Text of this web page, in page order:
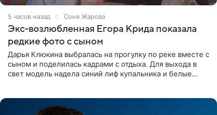
5 часов назад Соня Жарова
Экс-возлюбленная Егора Крида показала
редкие фото с сыном
Дарья Клюкина выбралась на прогулку по реке вместе с
сыном и поделилась кадрами с отдыха. Для выхода в
свет модель надела синий лиф купальника и белые